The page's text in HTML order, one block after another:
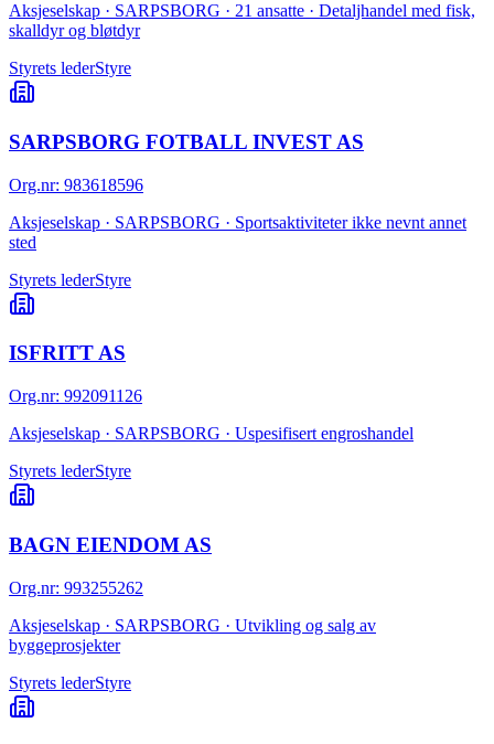
Aksjeselskap · SARPSBORG · 21 ansatte · Detaljhandel med fisk,
skalldyr og bløtdyr
Styrets lederStyre
SARPSBORG FOTBALL INVEST AS
Org.nr: 983618596
Aksjeselskap · SARPSBORG · Sportsaktiviteter ikke nevnt annet
sted
Styrets lederStyre
ISFRITT AS
Org.nr: 992091126
Aksjeselskap · SARPSBORG · Uspesifisert engroshandel
Styrets lederStyre
BAGN EIENDOM AS
Org.nr: 993255262
Aksjeselskap · SARPSBORG · Utvikling og salg av
byggeprosjekter
Styrets lederStyre